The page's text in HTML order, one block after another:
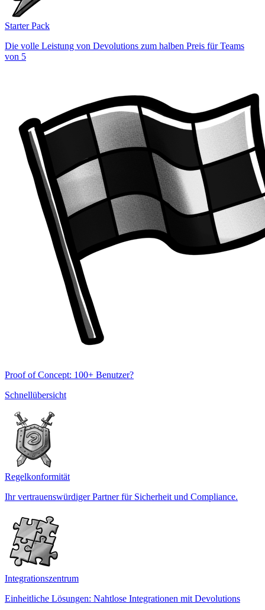
Starter Pack
Die volle Leistung von Devolutions zum halben Preis für Teams
von 5
Proof of Concept: 100+ Benutzer?
Schnellübersicht
Regelkonformität
Ihr vertrauenswürdiger Partner für Sicherheit und Compliance.
Integrationszentrum
Einheitliche Lösungen: Nahtlose Integrationen mit Devolutions